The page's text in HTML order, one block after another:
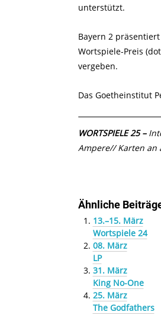
unterstützt.
Bayern 2
Wortspiele-Preis
vergeben.
Das Goetheinstitut
WORTSPIELE 25 –
Ampere// Karten an
Ähnliche
13.–15. März
Wortspiele 24
08. März
LP
31. März
King No-One
25. März
The Godfathers